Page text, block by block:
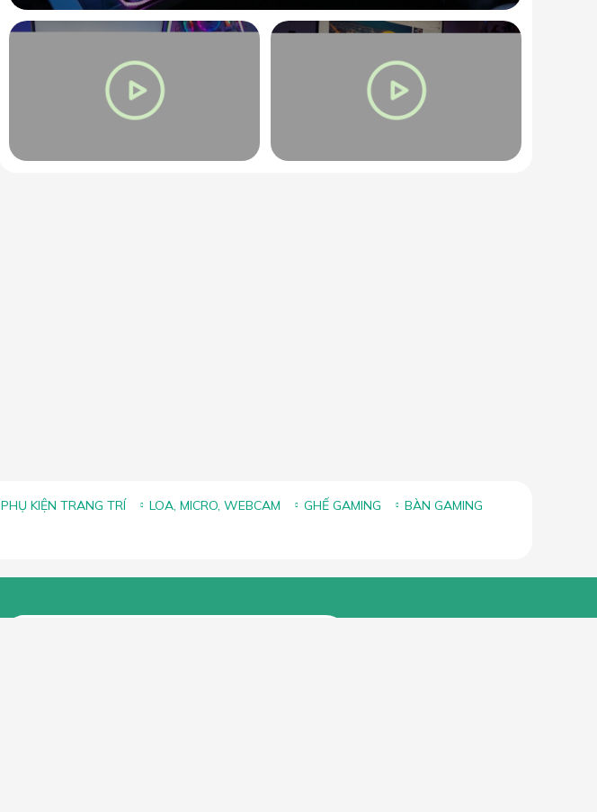
PHỤ KIỆN TRANG TRÍ LOA, MICRO, WEBCAM GHẾ GAMING
BÀN GAMING